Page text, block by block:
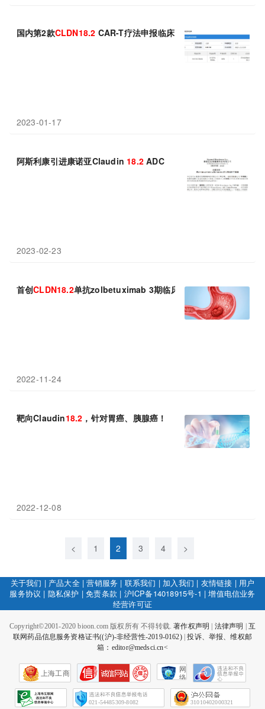
国内第2款CLDN18.2 CAR-T疗法申报临床
2023-01-17
阿斯利康引进康诺亚Claudin 18.2 ADC
2023-02-23
首创CLDN18.2单抗zolbetuximab 3期临床成功：一线治疗显著延
2022-11-24
靶向Claudin18.2 ，针对胃癌、胰腺癌！
2022-12-08
< 1 2 3 4 >
关于我们 | 产品大全|营销服务 | 联系我们 | 加入我们 | 友情链接 | 用户
服务协议 | 隐私保护 |免责条款 | 沪ICP备14018915号-1 |增值电信业务
经营许可证
Copyright©2001-2020 bioon.com 版权所有 不得转载.著作权声明 法律声明
互
联网药品信息服务资格证书((沪)-非经营性-2019-0162)|投诉、举报、维权邮
箱：editor@medsci.cn<
上海工商
网
络
会
征
021-54485309-8082 31010402000321